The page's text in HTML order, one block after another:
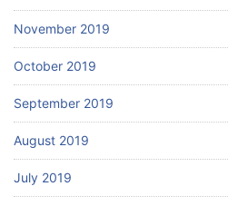
November 2019
October 2019
September 2019
August 2019
July 2019